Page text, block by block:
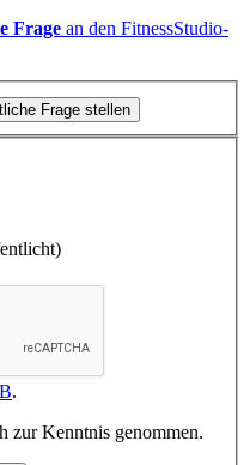
Frage an den FitnessStudio-
Frage stellen
.
zur Kenntnis genommen.